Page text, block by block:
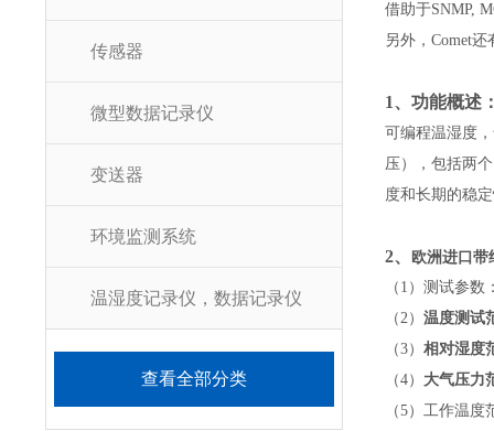
传感器
微型数据记录仪
变送器
环境监测系统
温湿度记录仪，数据记录仪
查看全部分类
借助于SNMP,
另外，Comet
1、功能概述
可编程温湿度
压），包括两个
度和长期的稳
2、欧洲进口带
（1）测试参
（2）温度测试
（3）相对湿度
（4） 大气压力
（5）工作温